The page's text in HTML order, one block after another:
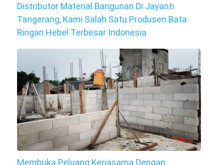
Distributor Material Bangunan Di Jayanti
Tangerang, Kami Salah Satu Produsen Bata
Ringan Hebel Terbesar Indonesia
Membuka Peluang Kerjasama Dengan